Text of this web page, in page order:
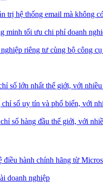
trị hệ thống email mà không
minh tối ưu chi phí doanh
riêng tư cùng bộ công
số lớn nhất thế giới, với
số uy tín và phổ biến, với
số hàng đầu thế giới, với
điều hành chính hãng từ
doanh nghiệp